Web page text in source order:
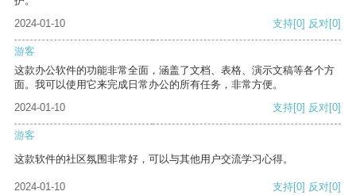
2024-01-10
支持[0] 反对[0]
游客
这款办公软件的功能非常全面，涵盖了文档、表格、演示文稿等各个方
面。我可以使用它来完成日常办公的所有任务，非常方便。
2024-01-10
支持[0] 反对[0]
游客
这款软件的社区氛围非常好，可以与其他用户交流学习心得。
2024-01-10 支持[0] 反对[0]